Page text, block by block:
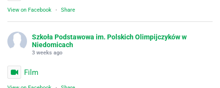
View on Facebook · Share
Szkoła Podstawowa im. Polskich Olimpijczyków w
Niedomicach
3 weeks ago
Film